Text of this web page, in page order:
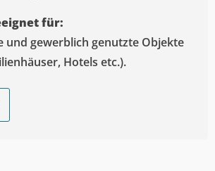
für:
und gewerblich genutzte Objekte
Hotels etc.).